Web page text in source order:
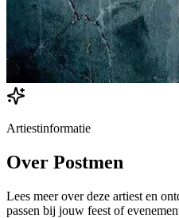
Artiestinformatie
Over Postmen
Lees meer over deze artiest en
passen bij jouw feest of